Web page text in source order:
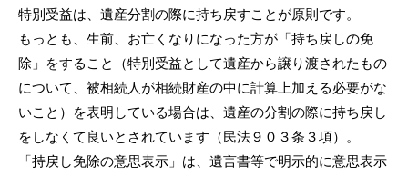
特別受益は、遺産分割の際に持ち戻すことが原則です。
もっとも、生前、お亡くなりになった方が「持ち戻しの免
除」をすること（特別受益として遺産から譲り渡されたもの
について、被相続人が相続財産の中に計算上加える必要がな
いこと）を表明している場合は、遺産の分割の際に持ち戻し
をしなくて良いとされています（民法９０３条３項）。
「持戻し免除の意思表示」は、遺言書等で明示的に意思表示